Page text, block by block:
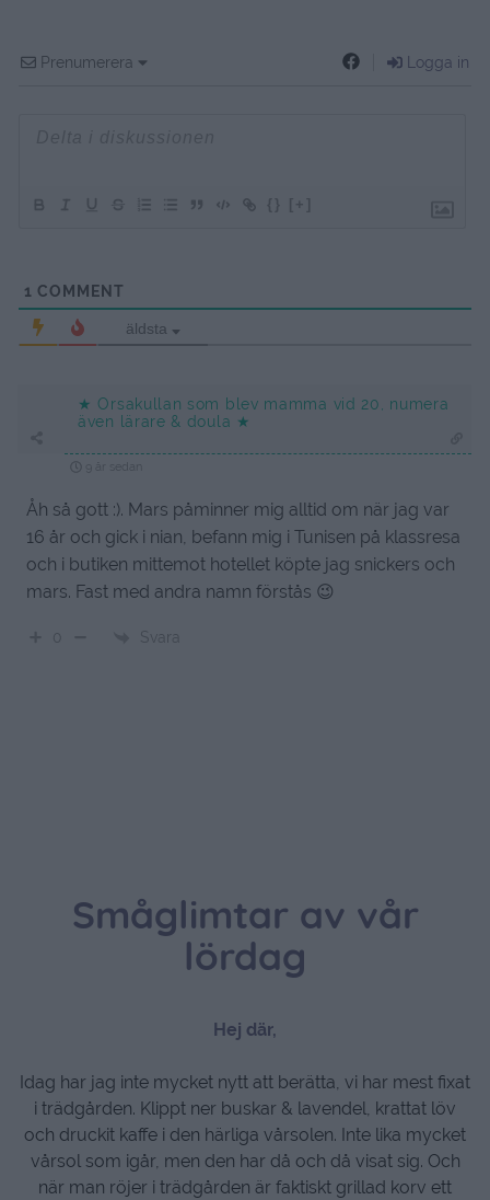
Prenumerera Logga in
{} [+]
1 COMMENT
äldsta
★ Orsakullan som blev mamma vid 20, numera
även lärare & doula ★
Åh så gott :). Mars påminner mig alltid om när jag var
16 år och gick i nian, befann mig i Tunisen på klassresa
och i butiken mittemot hotellet köpte jag snickers och
mars. Fast med andra namn förstås 😉
0 Svara
Småglimtar av vår
lördag
Hej där,
Idag har jag inte mycket nytt att berätta, vi har mest fixat
i trädgården. Klippt ner buskar & lavendel, krattat löv
och druckit kaffe i den härliga vårsolen. Inte lika mycket
vårsol som igår, men den har då och då visat sig. Och
när man röjer i trädgården är faktiskt grillad korv ett